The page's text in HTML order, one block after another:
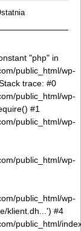
"php" in
public_html/wp-
trace: #0
public_html/wp-
#1
public_html/wp-
public_html/wp-
public_html/wp-
klient.dh...') #4
public_html/